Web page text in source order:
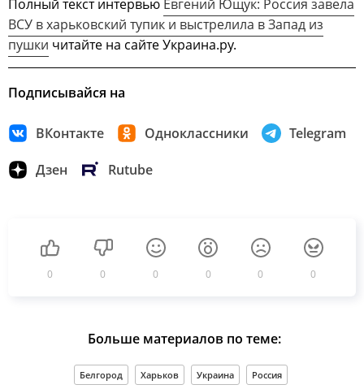
Полный текст интервью Евгений Ющук: Россия завела
ВСУ в харьковский тупик и выстрелила в Запад из
пушки читайте на сайте Украина.ру.
Подписывайся на
ВКонтакте Одноклассники Telegram
Дзен Rutube
0 0 0 0 0 0
Больше материалов по теме:
Белгород Харьков Украина Россия